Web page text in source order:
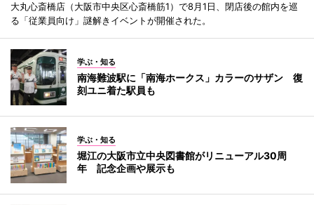
大丸心斎橋店（大阪市中央区心斎橋筋1）で8月1日、閉店後の館内を巡
る「従業員向け」謎解きイベントが開催された。
学ぶ・知る
南海難波駅に「南海ホークス」カラーのサザン 復
刻ユニ着た駅員も
学ぶ・知る
堀江の大阪市立中央図書館がリニューアル30周
年 記念企画や展示も